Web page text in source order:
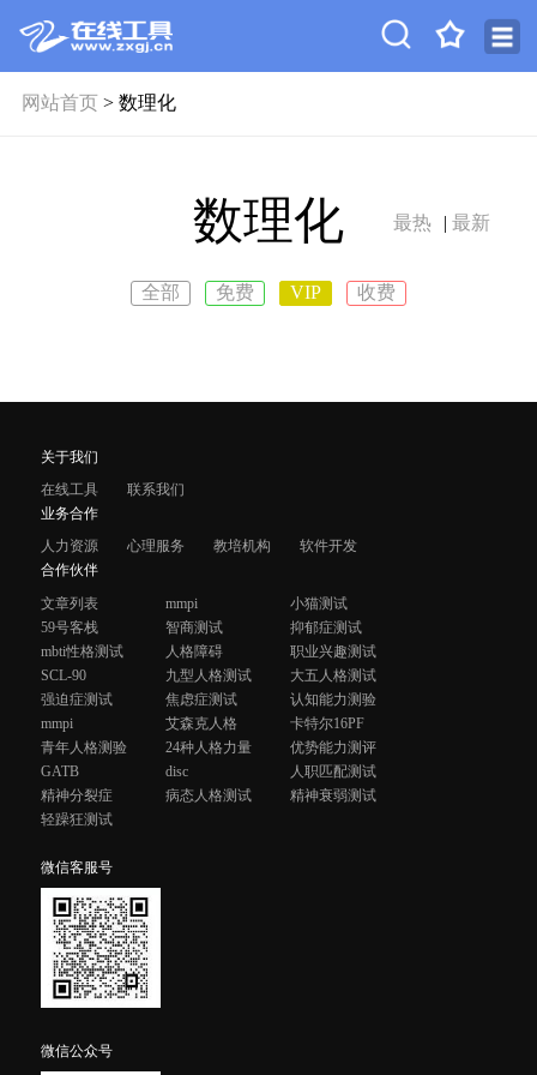
网站首页> 数理化
最热 | 最新
数理化
全部 免费 VIP 收费
关于我们
在线工具
联系我们
业务合作
人力资源
心理服务 教培机构
软件开发
合作伙伴
文章列表
mmpi
小猫测试
59号客栈
智商测试
抑郁症测试
mbti性格测试
人格障碍
职业兴趣测试
SCL-90
九型人格测试
大五人格测试
强迫症测试
焦虑症测试
认知能力测验
mmpi
艾森克人格
卡特尔16PF
青年人格测验
24种人格力量
优势能力测评
GATB
disc
人职匹配测试
精神分裂症
病态人格测试
精神衰弱测试
轻躁狂测试
微信客服号
微信公众号